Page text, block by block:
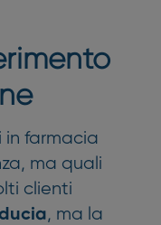
in farmacia
ma quali
clienti
, ma la